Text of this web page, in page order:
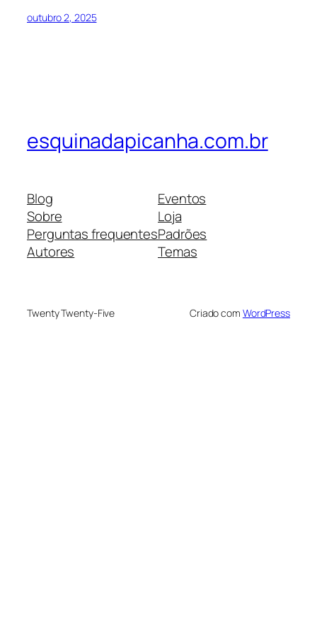
outubro 2, 2025
esquinadapicanha.com.br
Blog
Sobre
Perguntas frequentes
Autores
Eventos
Loja
Padrões
Temas
Twenty Twenty-Five Criado com WordPress